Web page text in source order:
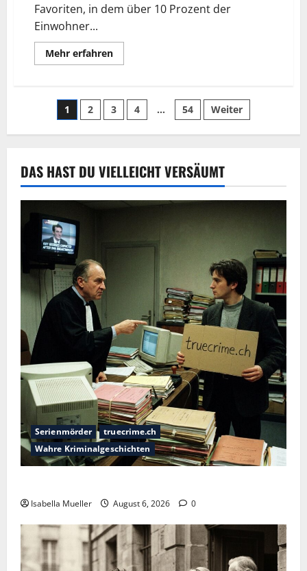
Favoriten, in dem über 10 Prozent der
Einwohner...
Mehr erfahren
1 2 3 4 … 54 Weiter
DAS HAST DU VIELLEICHT VERSÄUMT
Serienmörder
truecrime.ch
Wahre Kriminalgeschichten
Isabella Mueller August 6, 2026 0